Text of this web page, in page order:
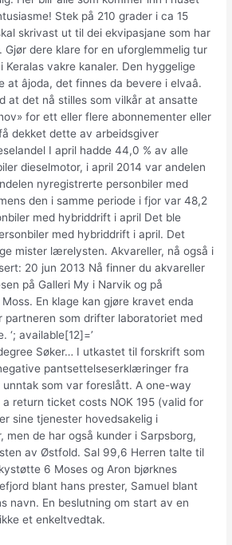
Stek på 210 grader i ca 15
skrivast ut til dei ekvipasjane som har
Gjør dere klare for en uforglemmelig tur
Keralas vakre kanaler. Den hyggelige
âjoda, det finnes da bevere i elvaâ.
at det nå stilles som vilkår at ansatte
for ett eller flere abonnementer eller
dekket dette av arbeidsgiver
I april hadde 44,0 % av alle
dieselmotor, i april 2014 var andelen
nyregistrerte personbiler med
den i samme periode i fjor var 48,2
med hybriddrift i april Det ble
med hybriddrift i april. Det
mister lærelysten. Akvareller, nå også i
20 jun 2013 Nå finner du akvareller
på Galleri My i Narvik og på
En klage kan gjøre kravet enda
partneren som drifter laboratoriet med
‘; available[12]=’
Søker… I utkastet til forskrift som
pantsettelseserklæringer fra
som var foreslått. A one-way
a return ticket costs NOK 195 (valid for
sine tjenester hovedsakelig i
men de har også kunder i Sarpsborg,
av Østfold. Sal 99,6 Herren talte til
6 Moses og Aron bjørknes
blant hans prester, Samuel blant
navn. En beslutning om start av en
et enkeltvedtak.